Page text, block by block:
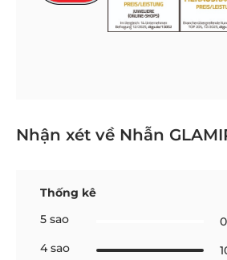
Nhận xét về Nhẫn
Thống kê
5 sao
4 sao